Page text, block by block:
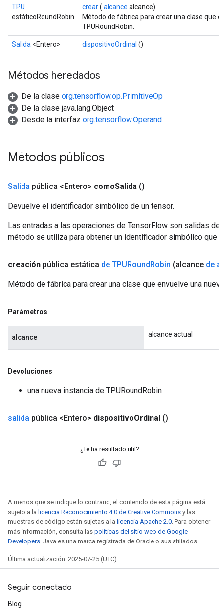
TPU
estáticoRoundRobin
crear( alcance alcance)
Método de fábrica para crear una clase
TPURoundRobin.
Salida <Entero> dispositivoOrdinal ()
Métodos heredados
De la clase org.tensorflow.op.PrimitiveOp
De la clase java.lang.Object
Desde la interfaz org.tensorflow.Operand
Métodos públicos
Salida pública <Entero> comoSalida ()
Devuelve el identificador simbólico de un tensor.
Las entradas a las operaciones de TensorFlow son salidas
método se utiliza para obtener un identificador simbólico
creación pública estática de TPURoundRobin (alcance de
Método de fábrica para crear una clase que envuelve una
Parámetros
alcance alcance actual
Devoluciones
una nueva instancia de TPURoundRobin
salida pública <Entero> dispositivoOrdinal ()
¿Te ha resultado útil?
A menos que se indique lo contrario, el contenido de esta página está
sujeto a la licencia Reconocimiento 4.0 de Creative Commons y las
muestras de código están sujetas a la licencia Apache 2.0 . Para obtener
más información, consulta las políticas del sitio web de Google
Developers . Java es una marca registrada de Oracle o sus afiliados.
Última actualización: 2025-07-25 (UTC).
Seguir conectado
Blog